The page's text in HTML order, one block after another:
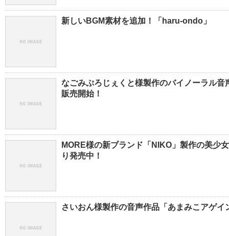
新しいBGM素材を追加！「haru-ondo」
なごみぷろじぇくと様製作のバイノーラル
販売開始！
MORE様の新ブランド「NIKO」製作の美少
り発売中！
さいおん様製作の音声作品「あまみこアゲイ